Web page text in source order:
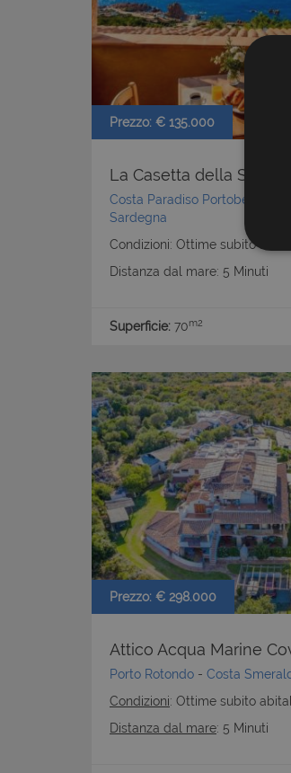
Prezzo: € 135.000
La Casetta della Stella
Costa Paradiso Portobello
Sardegna
Condizioni: Ottime subito
Distanza dal mare: 5 Minuti
Superficie: 70m2
Prezzo: € 298.000
Attico Acqua Marine
Porto Rotondo - Costa
Condizioni: Ottime subito
Distanza dal mare: 5 Minuti